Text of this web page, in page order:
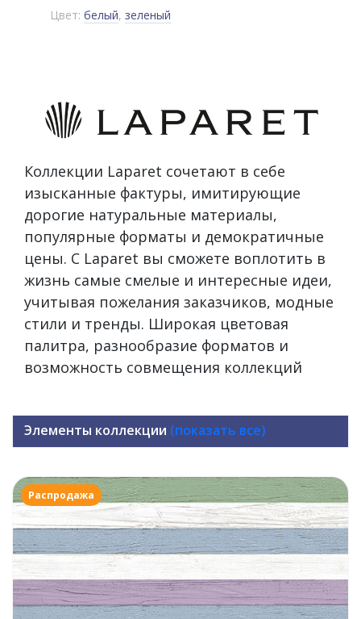
Цвет: белый, зеленый
Коллекции Laparet сочетают в себе
изысканные фактуры, имитирующие
дорогие натуральные материалы,
популярные форматы и демократичные
цены. С Laparet вы сможете воплотить в
жизнь самые смелые и интересные идеи,
учитывая пожелания заказчиков, модные
стили и тренды. Широкая цветовая
палитра, разнообразие форматов и
возможность совмещения коллекций
Элементы коллекции (показать все)
Распродажа